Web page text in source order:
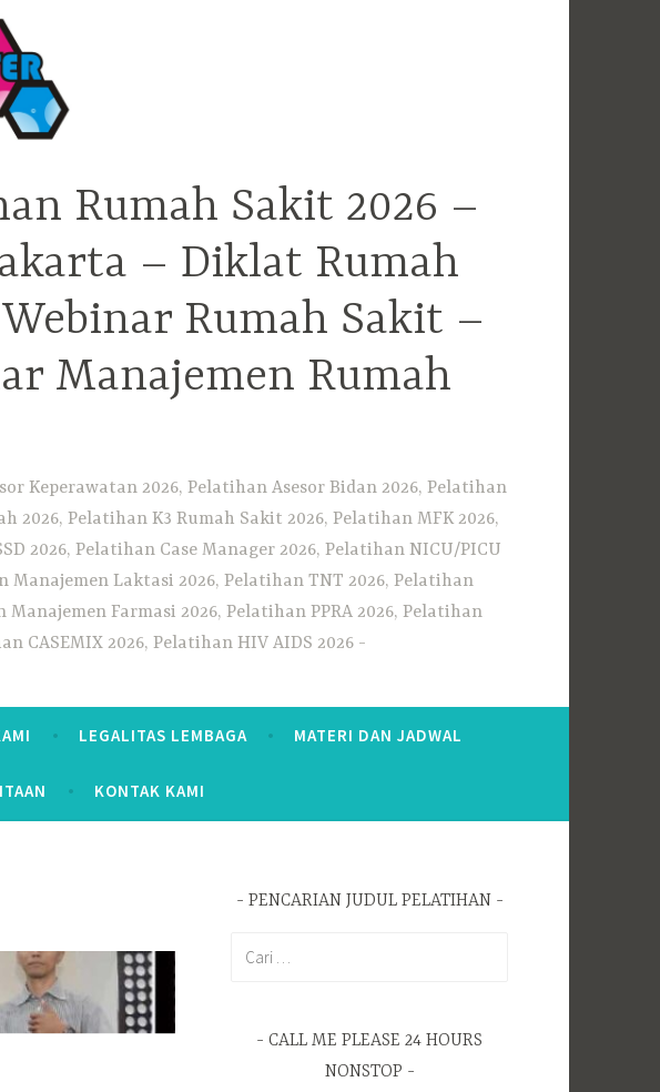
Rumah Sakit 2026 –
– Diklat Rumah
Rumah Sakit –
Manajemen Rumah
Keperawatan 2026, Pelatihan Asesor Bidan 2026, Pelatihan
2026, Pelatihan K3 Rumah Sakit 2026, Pelatihan MFK 2026,
2026, Pelatihan Case Manager 2026, Pelatihan NICU/PICU
Manajemen Laktasi 2026, Pelatihan TNT 2026, Pelatihan
Farmasi 2026, Pelatihan PPRA 2026, Pelatihan
CASEMIX 2026, Pelatihan HIV AIDS 2026
LEGALITAS LEMBAGA MATERI DAN JADWAL
KONTAK KAMI
PENCARIAN JUDUL PELATIHAN
CALL ME PLEASE 24 HOURS
NONSTOP